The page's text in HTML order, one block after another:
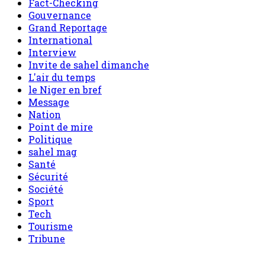
Fact-Checking
Gouvernance
Grand Reportage
International
Interview
Invite de sahel dimanche
L'air du temps
le Niger en bref
Message
Nation
Point de mire
Politique
sahel mag
Santé
Sécurité
Société
Sport
Tech
Tourisme
Tribune